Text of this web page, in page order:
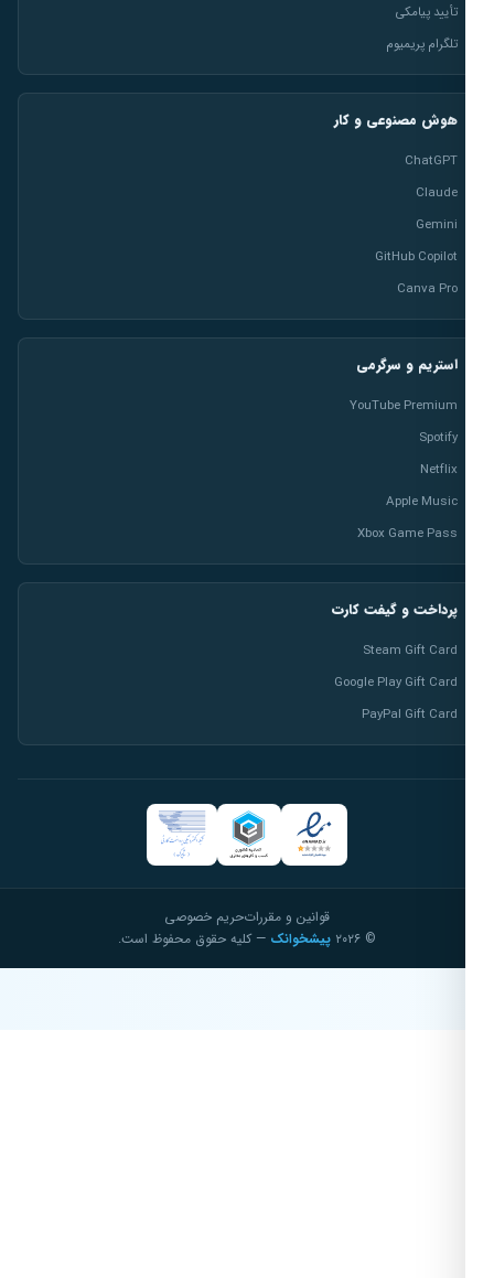
تأیید پیامکی
تلگرام پریمیوم
هوش مصنوعی و کار
ChatGPT
Claude
Gemini
GitHub Copilot
Canva Pro
استریم و سرگرمی
YouTube Premium
Spotify
Netflix
Apple Music
Xbox Game Pass
پرداخت و گیفت کارت
Steam Gift Card
Google Play Gift Card
PayPal Gift Card
قوانین و مقرراتحریم خصوصی
پیشخوانک— کلیه حقوق محفوظ است.